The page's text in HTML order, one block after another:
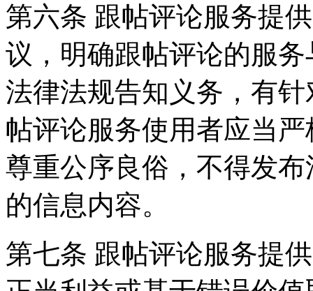
第六条 跟帖评论服务提
议，明确跟帖评论的服
法律法规告知义务，有
帖评论服务使用者应当
尊重公序良俗，不得发
的信息内容。
第七条 跟帖评论服务提